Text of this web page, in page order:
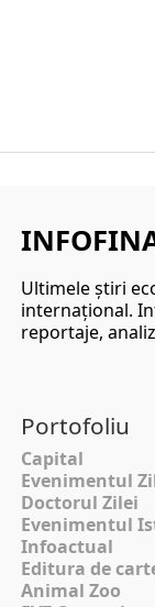
Ultimele ştiri
internaţional.
reportaje,
Portofoliu
Capital
Evenimentul
Doctorul Zilei
Evenimentul
Infoactual
Editura de
Animal Zoo